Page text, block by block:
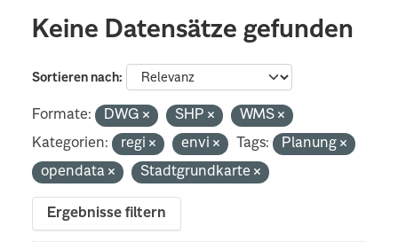
Keine Datensätze gefunden
Sortieren nach
Formate: DWG SHP
WMS
Kategorien:
regi envi Tags:
Planung
opendata
Stadtgrundkarte
Ergebnisse filtern